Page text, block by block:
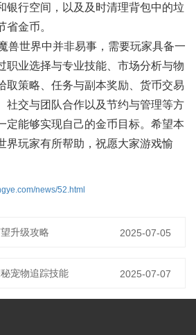
银行空间，以及及时清理背包中的垃
金币。
兽世界中并非易事，需要玩家具备一
职业选择与专业技能、市场分析与物
取策略、任务与副本奖励、货币交易
社交与团队合作以及节约与管理等方
定能够实现自己的金币目标。希望本
界玩家有所帮助，祝愿大家游戏愉
news/52.html
升级攻略 2025-07-05
宠物追踪技能 2025-07-07